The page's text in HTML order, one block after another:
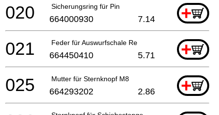
Sicherungsring für Pin +
020 664000930 7.14
Feder für Auswurfschale Re +
021 664450410 5.71
Mutter für Sternknopf M8 +
025 664293202 2.86